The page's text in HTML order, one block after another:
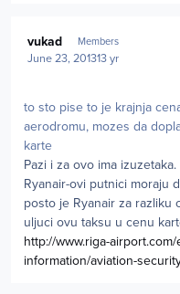
vukad Members
June 23, 201313 yr
to sto pise to je krajnja
aerodromu, mozes da
karte
Pazi i za ovo ima
Ryanair-ovi putnici moraju
posto je Ryanair za razliku
uljuci ovu taksu u cenu
http://www.riga-
information/aviation-